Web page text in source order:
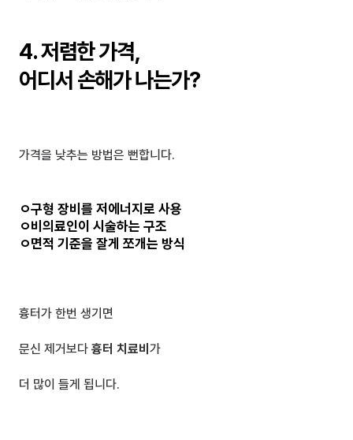
4. 저렴한 가격,
어디서 손해가 나는가?
가격을 낮추는 방법은 뻔합니다.
ㅇ구형 장비 를 저에너지로 사용
ㅇ비의료인이 시술하는 구조
ㅇ면적 기준을 잘게 쪼개는 방식
흉터가 한번 생기면
문신 제거보다 흉터 치료비 가
더 많이 들게 됩니다.